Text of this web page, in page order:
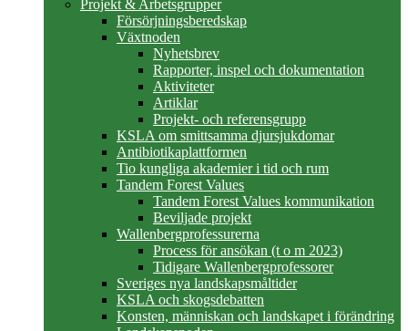
Projekt & Arbetsgrupper
Försörjningsberedskap
Växtnoden
Nyhetsbrev
Rapporter, inspel och dokumentation
Aktiviteter
Artiklar
Projekt- och referensgrupp
KSLA om smittsamma djursjukdomar
Antibiotikaplattformen
Tio kungliga akademier i tid och rum
Tandem Forest Values
Tandem Forest Values kommunikation
Beviljade projekt
Wallenbergprofessurerna
Process för ansökan (t o m 2023)
Tidigare Wallenbergprofessorer
Sveriges nya landskapsmåltider
KSLA och skogsdebatten
Konsten, människan och landskapet i förändring